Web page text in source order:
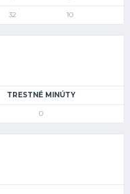
32 10
TRESTNÉ MINÚTY
0